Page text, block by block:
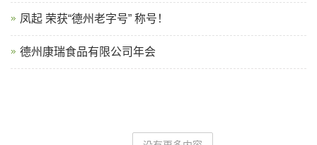
凤起 荣获“德州老字号” 称号！
德州康瑞食品有限公司年会